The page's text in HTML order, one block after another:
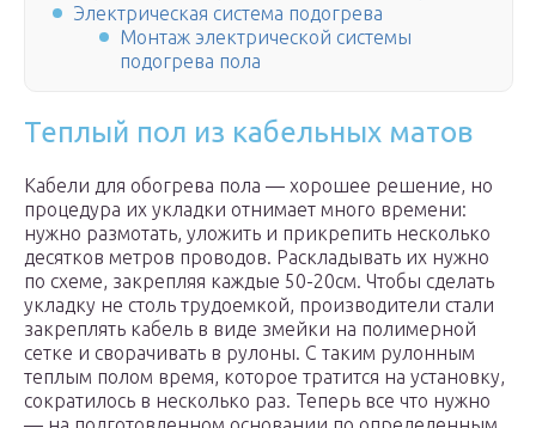
Электрическая система подогрева
Монтаж электрической системы
подогрева пола
Теплый пол из кабельных матов
Кабели для обогрева пола — хорошее решение, но
процедура их укладки отнимает много времени:
нужно размотать, уложить и прикрепить несколько
десятков метров проводов. Раскладывать их нужно
по схеме, закрепляя каждые 50-20см. Чтобы сделать
укладку не столь трудоемкой, производители стали
закреплять кабель в виде змейки на полимерной
сетке и сворачивать в рулоны. С таким рулонным
теплым полом время, которое тратится на установку,
сократилось в несколько раз. Теперь все что нужно